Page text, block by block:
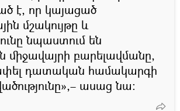
է, որ կայացած
մշակույթը և
նպաստում են
միջավայրի բարելավմանը,
դատական համակարգի
ասաց նա։